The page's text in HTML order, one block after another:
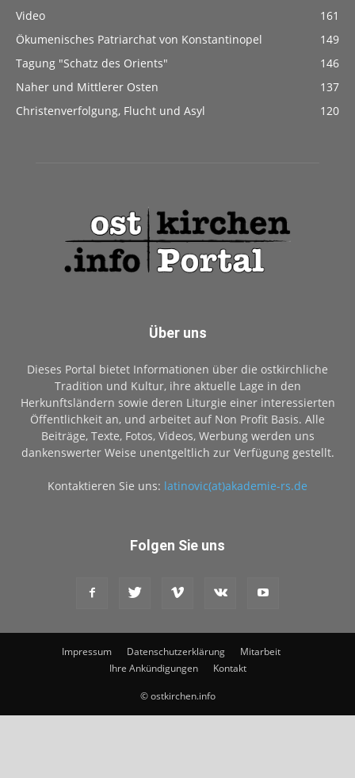
Video
161
Ökumenisches Patriarchat von Konstantinopel
149
Tagung "Schatz des Orients"
146
Naher und Mittlerer Osten
137
Christenverfolgung, Flucht und Asyl
120
Über uns
Dieses Portal bietet Informationen über die ostkirchliche
Tradition und Kultur, ihre aktuelle Lage in den
Herkunftsländern sowie deren Liturgie einer interessierten
Öffentlichkeit an, und arbeitet auf Non Profit Basis. Alle
Beiträge, Texte, Fotos, Videos, Werbung werden uns
dankenswerter Weise unentgeltlich zur Verfügung gestellt.
Kontaktieren Sie uns: latinovic(at)akademie-rs.de
Folgen Sie uns
Impressum Datenschutzerklärung
Mitarbeit
Ihre Ankündigungen
Kontakt
© ostkirchen.info